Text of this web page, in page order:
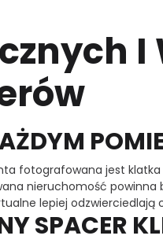
fotografowana jest
nieruchomość
lepiej odzwierciedlają
SPACER